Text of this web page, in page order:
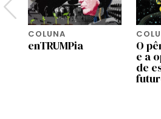
COLUNA
enTRUMPia O
e a
de